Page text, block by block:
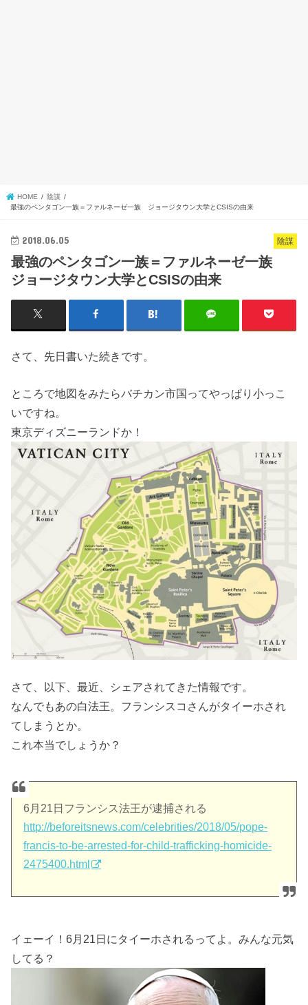
HOME
陰謀
最強のペンタゴン一族＝ファルネーゼ一族 ジョージタウン大学とCSISの由来
陰謀
2018.06.05
最強のペンタゴン一族＝ファルネーゼ一族
ジョージタウン大学とCSISの由来
さて、先日書いた続きです。
ところで地図をみたらバチカン市国ってやっぱり小っこ
いですね。
東京ディズニーランドか！
さて、以下、最近、シェアされてきた情報です。
なんでもあの白法王。フランシスコさんがタイーホされ
てしまうとか。
これ本当でしょうか？
6月21日フランシス法王が逮捕される
http://beforeitsnews.com/celebrities/2018/05/pope-
francis-to-be-arrested-for-child-trafficking-homicide-
2475400.html
イェーイ！6月21日にタイーホされるってよ。みんな元気
してる？